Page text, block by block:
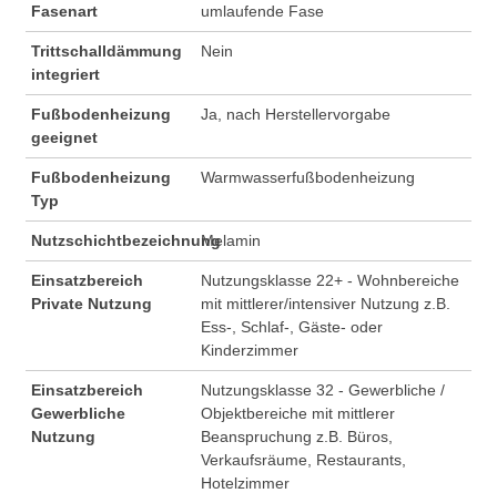
Fasenart umlaufende Fase
Trittschalldämmung
integriert
Nein
Fußbodenheizung
geeignet
Ja, nach Herstellervorgabe
Fußbodenheizung
Typ
Warmwasserfußbodenheizung
NutzschichtbezeichnungMelamin
Einsatzbereich
Private Nutzung
Nutzungsklasse 22+ - Wohnbereiche
mit mittlerer/intensiver Nutzung z.B.
Ess-, Schlaf-, Gäste- oder
Kinderzimmer
Einsatzbereich
Gewerbliche
Nutzung
Nutzungsklasse 32 - Gewerbliche /
Objektbereiche mit mittlerer
Beanspruchung z.B. Büros,
Verkaufsräume, Restaurants,
Hotelzimmer